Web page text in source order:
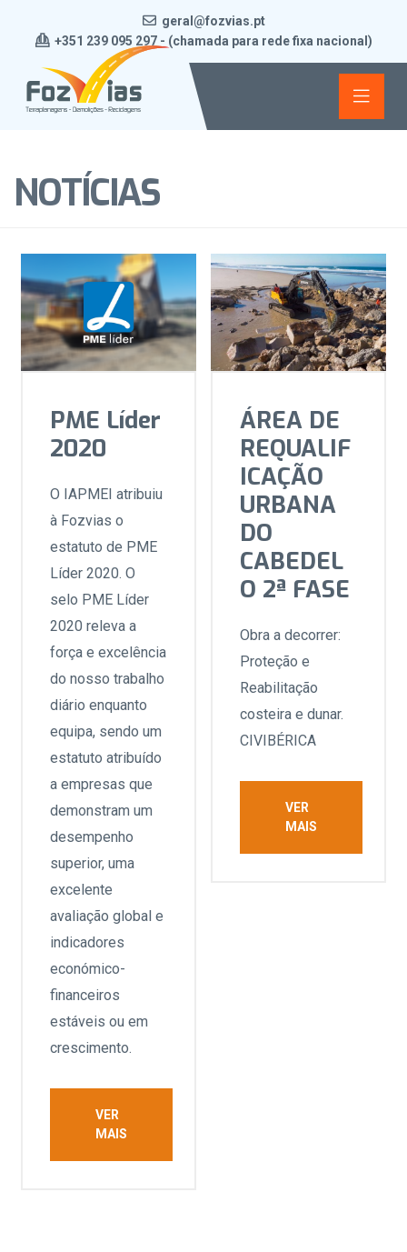
geral@fozvias.pt
+351 239 095 297 - (chamada para rede fixa nacional)
NOTÍCIAS
Notícias
PME Líder
2020
O IAPMEI atribuiu
à Fozvias o
estatuto de PME
Líder 2020. O
selo PME Líder
2020 releva a
força e excelência
do nosso trabalho
diário enquanto
equipa, sendo um
estatuto atribuído
a empresas que
demonstram um
desempenho
superior, uma
excelente
avaliação global e
indicadores
económico-
financeiros
estáveis ou em
crescimento.
VER
MAIS
ÁREA DE
REQUALIF
ICAÇÃO
URBANA
DO
CABEDEL
O 2ª FASE
Obra a decorrer:
Proteção e
Reabilitação
costeira e dunar.
CIVIBÉRICA
VER
MAIS